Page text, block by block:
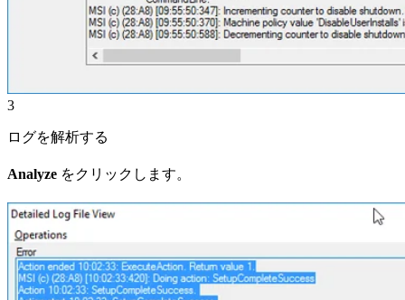
3
ログを解析する
Analyze をクリックします。